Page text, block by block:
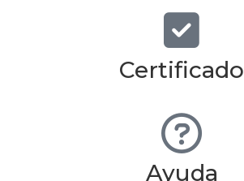
Certificado
Ayuda